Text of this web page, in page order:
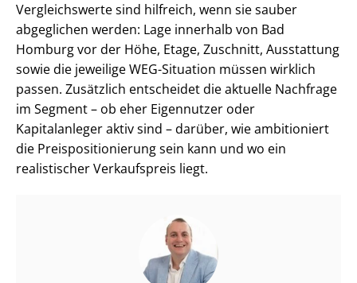
Vergleichswerte sind hilfreich, wenn sie sauber
abgeglichen werden: Lage innerhalb von Bad
Homburg vor der Höhe, Etage, Zuschnitt, Ausstattung
sowie die jeweilige WEG-Situation müssen wirklich
passen. Zusätzlich entscheidet die aktuelle Nachfrage
im Segment – ob eher Eigennutzer oder
Kapitalanleger aktiv sind – darüber, wie ambitioniert
die Preis­po­si­tio­nie­rung sein kann und wo ein
realistischer Verkaufspreis liegt.